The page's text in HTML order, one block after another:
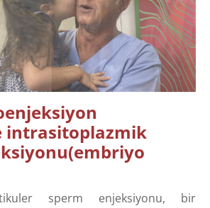
intrasitoplazmik
sperm enjeksiyonu, bir